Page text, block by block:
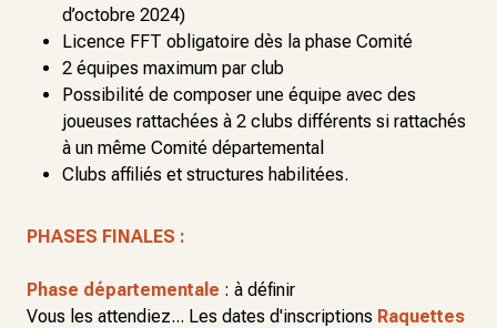
d’octobre 2024)
Licence FFT obligatoire dès la phase Comité
2 équipes maximum par club
Possibilité de composer une équipe avec des
joueuses rattachées à 2 clubs différents si rattachés
à un même Comité départemental
Clubs affiliés et structures habilitées.
PHASES FINALES :
Phase départementale : à définir
Vous les attendiez... Les dates d'inscriptions Raquettes